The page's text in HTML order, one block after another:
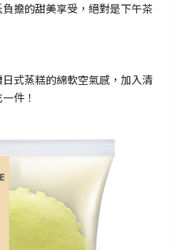
擔的甜美享受，絕對是下午茶
式蒸糕的綿軟空氣感，加入清
件！